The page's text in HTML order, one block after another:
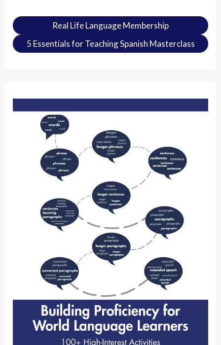
Real Life Language Membership
5 Essentials for Teaching Spanish Masterclass